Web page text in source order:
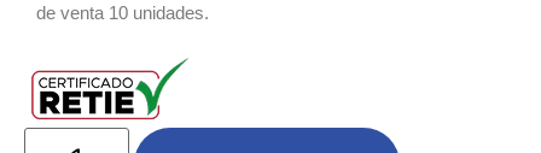
de venta 10 unidades.